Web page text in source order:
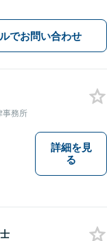
けています。まずはお
わせください。
でお問い合わせ
事務所
詳細を見
る